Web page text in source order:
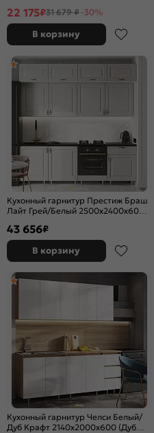
22 175₽31 679 ₽ -30%
В корзину
Кухонный гарнитур Престиж Браш
Лайт Грей/Белый 2500x2400x600
43 656₽
В корзину
Кухонный гарнитур Челси Белый/
Дуб Крафт 2140x2000x600 (Дуб